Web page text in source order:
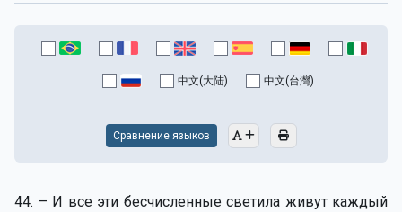
中文(大陆) 中文(台灣)
Сравнение языков
44. – И все эти бесчисленные светила живут каждый